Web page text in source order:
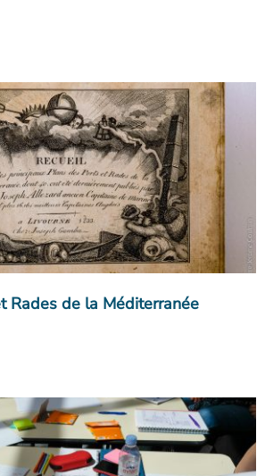
Rades de la Méditerranée